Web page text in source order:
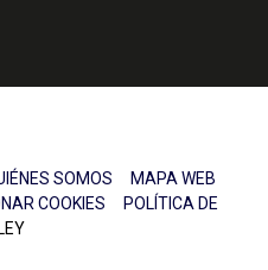
SOMOS
MAPA WEB
COOKIES
POLÍTICA DE